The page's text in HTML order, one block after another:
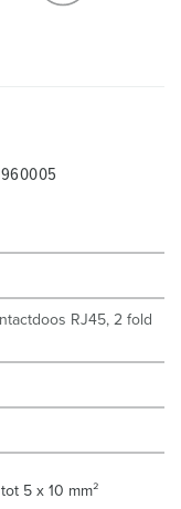
RJ45, 2 fold
5 x 10 mm²